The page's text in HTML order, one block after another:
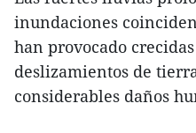
inundaciones
han provocado
deslizamientos de
considerables daños